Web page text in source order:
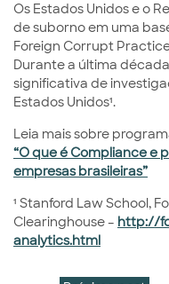
Os Estados Unidos e o
de suborno em uma
Foreign Corrupt
Durante a última
significativa de
Estados Unidos¹.
Leia mais sobre
“O que é Compliance e
empresas brasileiras”
¹ Stanford Law School,
Clearinghouse – http://
analytics.html